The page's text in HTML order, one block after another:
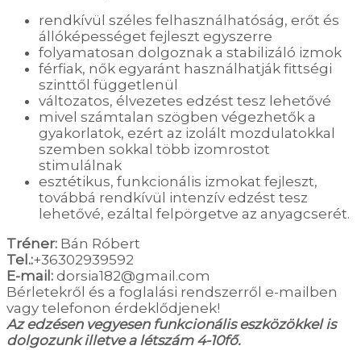
rendkívül széles felhasználhatóság, erőt és
állóképességet fejleszt egyszerre
folyamatosan dolgoznak a stabilizáló izmok
férfiak, nők egyaránt használhatják fittségi
szinttől függetlenül
változatos, élvezetes edzést tesz lehetővé
mivel számtalan szögben végezhetők a
gyakorlatok, ezért az izolált mozdulatokkal
szemben sokkal több izomrostot
stimulálnak
esztétikus, funkcionális izmokat fejleszt,
továbbá rendkívül intenzív edzést tesz
lehetővé, ezáltal felpörgetve az anyagcserét.
Tréner: Bán Róbert
Tel.:+36302939592
E-mail: dorsia182@gmail.com
Bérletekről és a foglalási rendszerről e-mailben
vagy telefonon érdeklődjenek!
Az edzésen vegyesen funkcionális eszközökkel is
dolgozunk illetve a létszám 4-10fő.